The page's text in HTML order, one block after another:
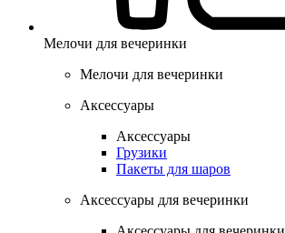
Мелочи для вечеринки
Мелочи для вечеринки
Аксессуары
Аксессуары
Грузики
Пакеты для шаров
Аксессуары для вечеринки